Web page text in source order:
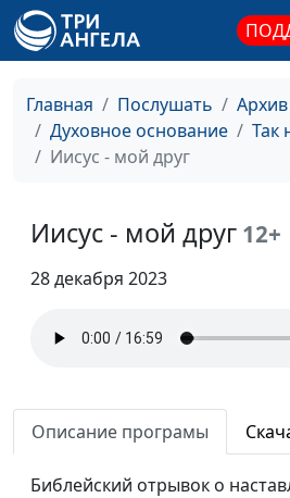
Главная Послушать
Духовное основание
Так
Иисус - мой друг
Иисус - мой друг 12+
28 декабря 2023
Описание програмы
Библейский отрывок о
религия
Следуй за Мной
Дверь овцам
Наказание Божье
Воля Божья
Преобразование
сознания
Скрытое сокровище